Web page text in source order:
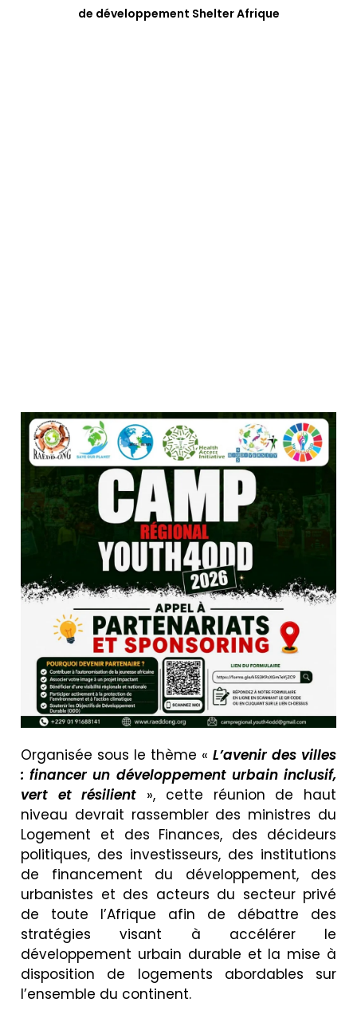
de développement Shelter Afrique
Organisée sous le thème « L’avenir des villes
: financer un développement urbain inclusif,
vert et résilient », cette réunion de haut
niveau devrait rassembler des ministres du
Logement et des Finances, des décideurs
politiques, des investisseurs, des institutions
de financement du développement, des
urbanistes et des acteurs du secteur privé
de toute l’Afrique afin de débattre des
stratégies visant à accélérer le
développement urbain durable et la mise à
disposition de logements abordables sur
l’ensemble du continent.